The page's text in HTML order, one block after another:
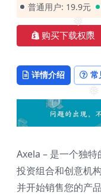
❅
❅
❅
普通用户: 19.9元
购买下载权限
详情介绍 常
Axela – 是一个独
投资组合和创意机
并开始销售您的产